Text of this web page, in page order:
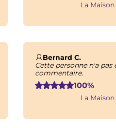
La
Bernard C.
Cette personne n'a pas
commentaire.
100%
La